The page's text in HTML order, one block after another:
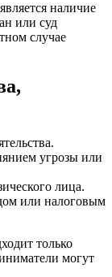
наличие
или суд
случае
угрозы или
лица.
или налоговым
только
могут